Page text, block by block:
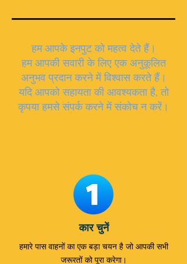
हम आपके इनपुट को महत्व देते हैं।
हम आपकी सवारी के लिए एक अनुकूलित
अनुभव प्रदान करने में विश्वास करते हैं।
यदि आपको सहायता की आवश्यकता है, तो
कृपया हमसे संपर्क करने में संकोच न करें।
कार चुनें
हमारे पास वाहनों का एक बड़ा चयन है जो आपकी सभी
जरूरतों को पूरा करेगा।